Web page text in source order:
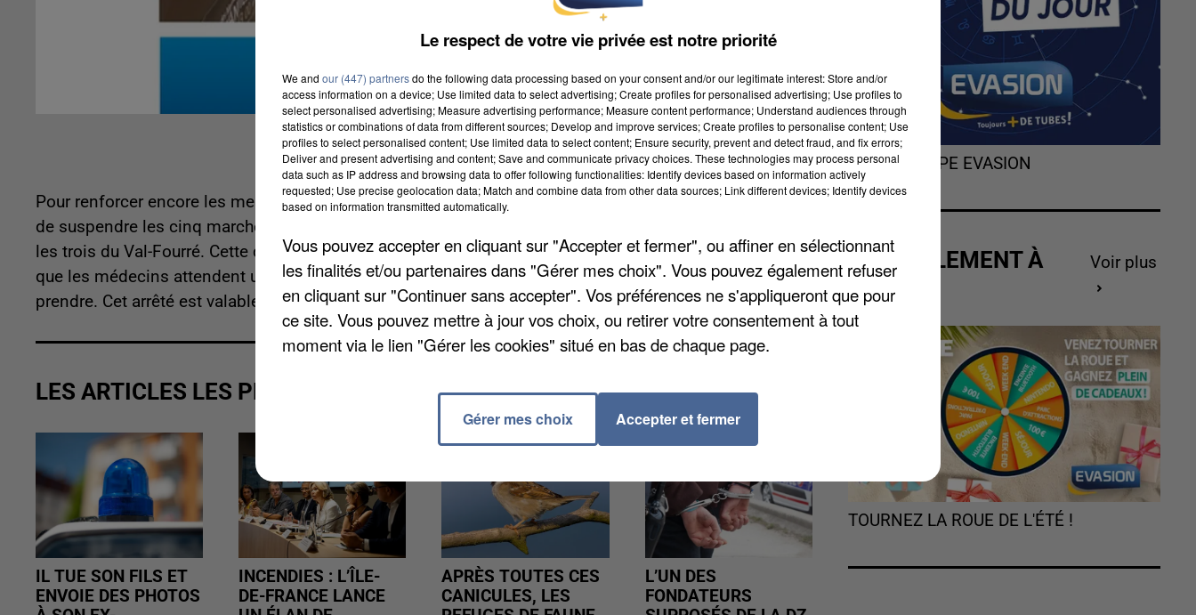
Pour renforcer encore les mesures de lutte contre le coronavirus, la mairie de Mantes-la-Jolie a décidé
de suspendre les cinq marchés alimentaires qui s'y tiennent habituellement. Les deux du centre-ville et
les trois du Val-Fourré. Cette décision a été prise pour éviter toute propagation du coronavirus alors
que les médecins attendent une vague de cas cette semaine. Toutes les mesures sont donc bonnes à
prendre. Cet arrêté est valable jusqu'au 31 mars prochain mais pourra être reconduit en cas de besoin.
LES ARTICLES LES PLUS VUS
IL TUE SON FILS ET
ENVOIE DES PHOTOS
INCENDIES : L’ÎLE-
DE-FRANCE LANCE
APRÈS TOUTES CES
CANICULES, LES
L’UN DES
FONDATEURS
L'HOROSCOPE EVASION
ACTUELLEMENT À
GAGNER
Voir plus
TOURNEZ LA ROUE DE L'ÉTÉ !
Le respect de votre vie privée est notre priorité
We and our (447) partnersdo the following data processing based on your consent and/or our legitimate interest: Store and/or
access information on a device; Use limited data to select advertising; Create profiles for personalised advertising; Use profiles to
select personalised advertising; Measure advertising performance; Measure content performance; Understand audiences through
statistics or combinations of data from different sources; Develop and improve services; Create profiles to personalise content; Use
profiles to select personalised content; Use limited data to select content; Ensure security, prevent and detect fraud, and fix errors;
Deliver and present advertising and content; Save and communicate privacy choices. These technologies may process personal
data such as IP address and browsing data to offer following functionalities: Identify devices based on information actively
requested; Use precise geolocation data; Match and combine data from other data sources; Link different devices; Identify devices
based on information transmitted automatically.
Vous pouvez accepter en cliquant sur "Accepter et fermer", ou affiner en sélectionnant
les finalités et/ou partenaires dans "Gérer mes choix". Vous pouvez également refuser
en cliquant sur "Continuer sans accepter". Vos préférences ne s'appliqueront que pour
ce site. Vous pouvez mettre à jour vos choix, ou retirer votre consentement à tout
moment via le lien "Gérer les cookies" situé en bas de chaque page.
Gérer mes choix Accepter et fermer